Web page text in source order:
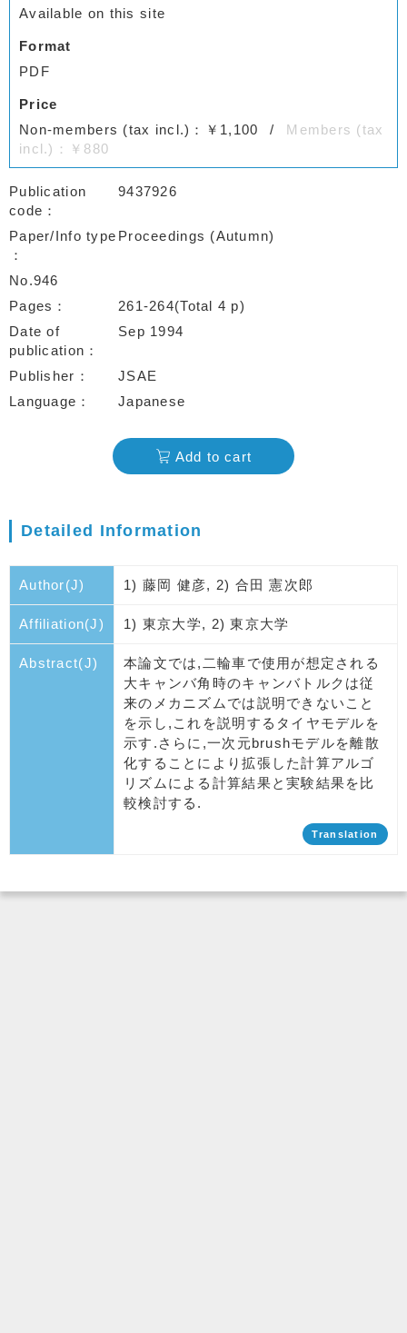
Available on this site
Format
PDF
Price
Non-members (tax incl.)：￥1,100
Members (tax
incl.)：￥880
Publication
code
9437926
Paper/Info type Proceedings (Autumn)
No.946
Pages
261-264(Total 4 p)
Date of
publication
Sep 1994
Publisher
JSAE
Language
Japanese
Add to cart
Detailed Information
Author(J) 1) 藤岡 健彦, 2) 合田 憲次郎
Affiliation(J) 1) 東京大学, 2) 東京大学
Abstract(J)
本論文では,二輪車で使用が想定される
大キャンバ角時のキャンバトルクは従
来のメカニズムでは説明できないこと
を示し,これを説明するタイヤモデルを
示す.さらに,一次元brushモデルを離散
化することにより拡張した計算アルゴ
リズムによる計算結果と実験結果を比
較検討する.
Translation